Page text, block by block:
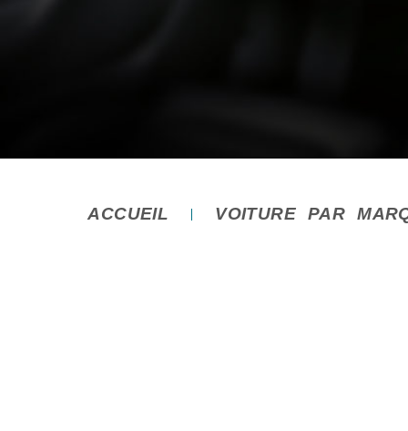
ACCUEIL VOITURE PAR